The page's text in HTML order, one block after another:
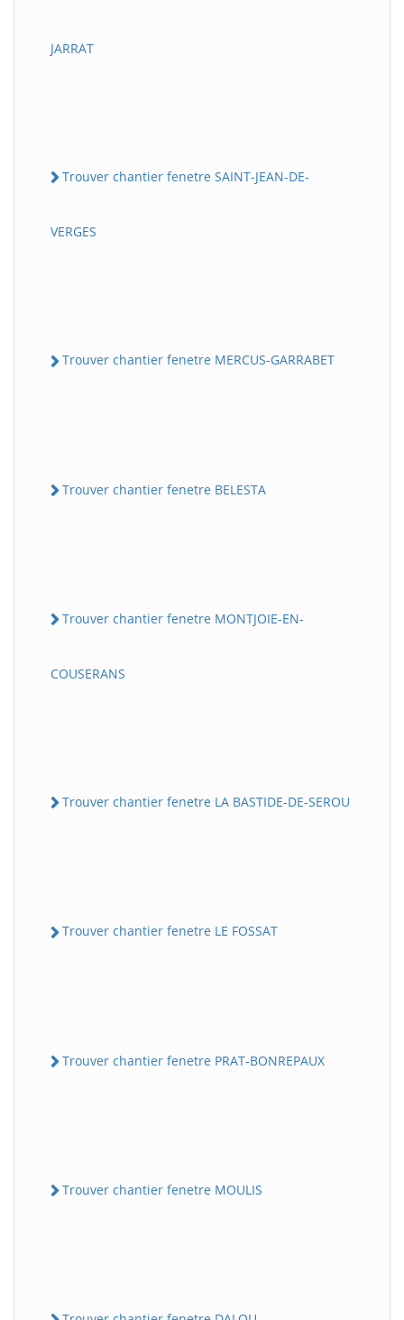
JARRAT
Trouver chantier fenetre SAINT-JEAN-DE-
VERGES
Trouver chantier fenetre MERCUS-GARRABET
Trouver chantier fenetre BELESTA
Trouver chantier fenetre MONTJOIE-EN-
COUSERANS
Trouver chantier fenetre LA BASTIDE-DE-SEROU
Trouver chantier fenetre LE FOSSAT
Trouver chantier fenetre PRAT-BONREPAUX
Trouver chantier fenetre MOULIS